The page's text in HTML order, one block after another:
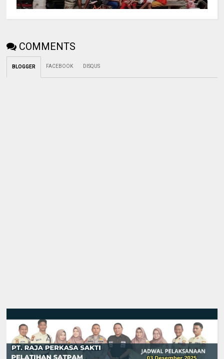
COMMENTS
BLOGGER FACEBOOK DISQUS